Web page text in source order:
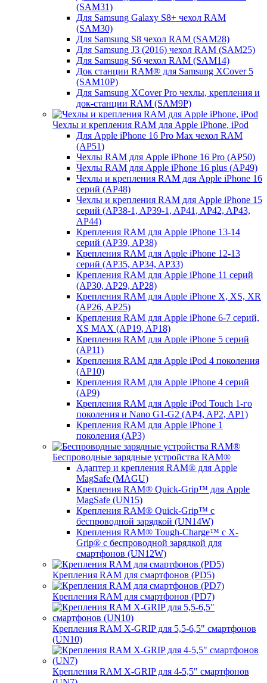
(SAM31)
Для Samsung Galaxy S8+ чехол RAM
(SAM30)
Для Samsung S8 чехол RAM (SAM28)
Для Samsung J3 (2016) чехол RAM (SAM25)
Для Samsung S6 чехол RAM (SAM14)
Док станции RAM® для Samsung XCover 5
(SAM10P)
Для Samsung XCover Pro чехлы, крепления и
док-станции RAM (SAM9P)
Чехлы и крепления RAM для Apple iPhone, iPod
Для Apple iPhone 16 Pro Max чехол RAM
(AP51)
Чехлы RAM для Apple iPhone 16 Pro (AP50)
Чехлы RAM для Apple iPhone 16 plus (AP49)
Чехлы и крепления RAM для Apple iPhone 16
серий (AP48)
Чехлы и крепления RAM для Apple iPhone 15
серий (AP38-1, AP39-1, AP41, AP42, AP43,
AP44)
Крепления RAM для Apple iPhone 13-14
серий (AP39, AP38)
Крепления RAM для Apple iPhone 12-13
серий (AP35, AP34, AP33)
Крепления RAM для Apple iPhone 11 серий
(AP30, AP29, AP28)
Крепления RAM для Apple iPhone X, XS, XR
(AP26, AP25)
Крепления RAM для Apple iPhone 6-7 серий,
XS MAX (AP19, AP18)
Крепления RAM для Apple iPhone 5 серий
(AP11)
Крепления RAM для Apple iPod 4 поколения
(AP10)
Крепления RAM для Apple iPhone 4 серий
(AP9)
Крепления RAM для Apple iPod Touch 1-го
поколения и Nano G1-G2 (AP4, AP2, AP1)
Крепления RAM для Apple iPhone 1
поколения (AP3)
Беспроводные зарядные устройства RAM®
Адаптер и крепления RAM® для Apple
MagSafe (MAGU)
Крепления RAM® Quick-Grip™ для Apple
MagSafe (UN15)
Крепления RAM® Quick-Grip™ с
беспроводной зарядкой (UN14W)
Крепления RAM® Tough-Charge™ с X-
Grip® с беспроводной зарядкой для
смартфонов (UN12W)
Крепления RAM для смартфонов (PD5)
Крепления RAM для смартфонов (PD7)
Крепления RAM X-GRIP для 5,5-6,5" смартфонов
(UN10)
Крепления RAM X-GRIP для 4-5,5" смартфонов